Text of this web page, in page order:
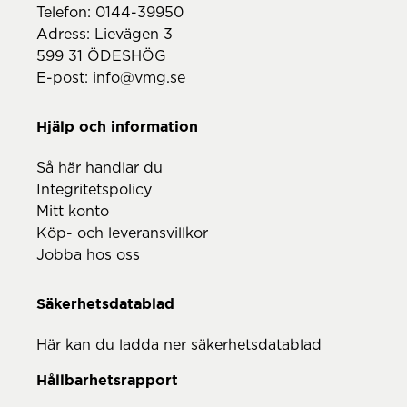
Telefon: 0144-39950
Adress: Lievägen 3
599 31 ÖDESHÖG
E-post: info@vmg.se
Hjälp och information
Så här handlar du
Integritetspolicy
Mitt konto
Köp- och leveransvillkor
Jobba hos oss
Säkerhetsdatablad
Här kan du ladda ner säkerhetsdatablad
Hållbarhetsrapport